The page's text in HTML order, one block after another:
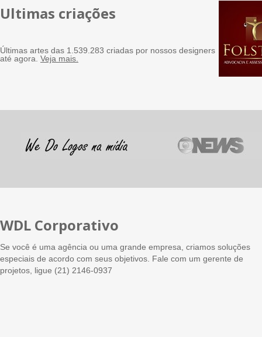
Ultimas criações
Últimas artes das 1.539.283 criadas por nossos designers
até agora. Veja mais.
WDL Corporativo
Se você é uma agência ou uma grande empresa, criamos soluções
especiais de acordo com seus objetivos. Fale com um gerente de
projetos, ligue (21) 2146-0937